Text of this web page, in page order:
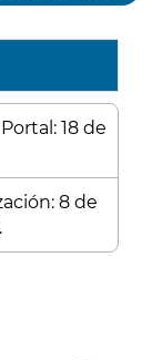
18 de
8 de